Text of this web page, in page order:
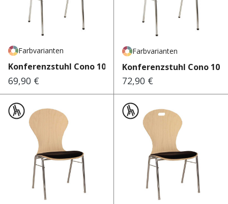
Farbvarianten
Konferenzstuhl Cono 100
Regulärer Preis:
69,90 €
Farbvarianten
Konferenzstuhl Cono 101
Regulärer Preis:
72,90 €